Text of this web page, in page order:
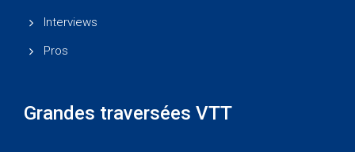
Interviews
Pros
Grandes traversées VTT